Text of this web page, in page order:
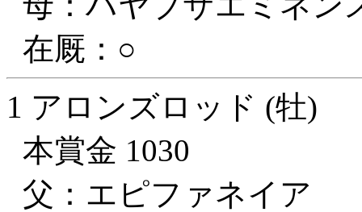
在厩：○
1 アロンズロッド (牡)
本賞金 1030
父：エピファネイア